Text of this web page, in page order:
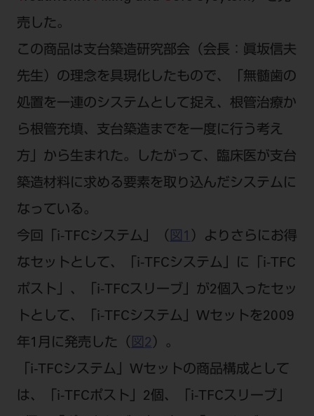
売した。
この商品は支台築造研究部会（会長：眞坂信夫
先生）の理念を具現化したもので、「無髄歯の
処置を一連のシステムとして捉え、根管治療か
ら根管充填、支台築造までを一度に行う考え
方」から生まれた。したがって、臨床医が支台
築造材料に求める要素を取り込んだシステムに
なっている。
今回「i-TFCシステム」（ 図1 ）よりさらにお得
なセットとして、「i-TFCシステム」に「i-TFC
ポスト」、「i-TFCスリーブ」が2個入ったセッ
トとして、「i-TFCシステム」Wセットを2009
年1月に発売した（ 図2 ）。
「i-TFCシステム」Wセットの商品構成として
は、「i-TFCポスト」2個、「i-TFCスリーブ」
FAX /
す。
受付時間 月～金 9:00～17:00 （祝日・夏季休
暇、年末年始を除く）
ディーラー様におかれましては、モリタ各担当営
業所へお問い合わせ願います。
企業情報
個人情報保護方針 特定商取引について
ご利用規約 SNSアカウント利用規約
推奨環境 サイトマップ